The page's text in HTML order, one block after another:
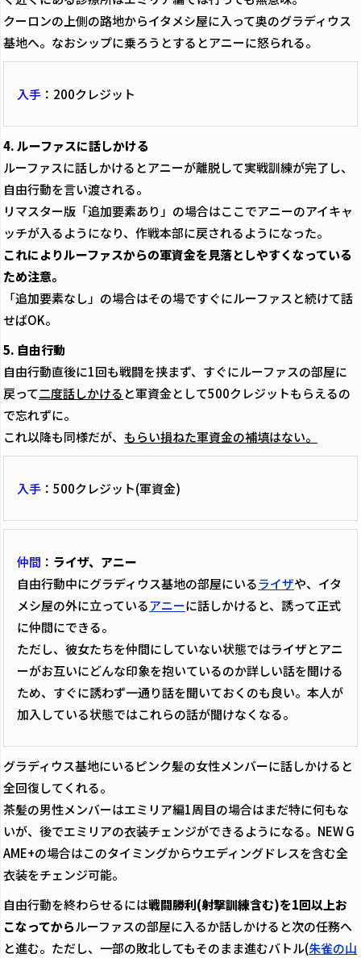
クーロンの上側の路地からイタメシ屋に入って奥のグラディウス
基地へ。なおシップに乗ろうとするとアニーに怒られる。
入手 ：200クレジット
4. ルーファスに話しかける
ルーファスに話しかけるとアニーが離脱して実戦訓練が完了し、
自由行動を言い渡される。
リマスター版「追加要素あり」の場合はここでアニーのアイキャ
ッチが入るようになり、作戦本部に戻されるようになった。
これによりルーファスからの軍資金を見落としやすくなっている
ため注意。
「追加要素なし」の場合はその場ですぐにルーファスと続けて話
せばOK。
5. 自由行動
自由行動直後に1回も戦闘を挟まず、すぐにルーファスの部屋に
戻って二度話しかける と軍資金として500クレジットもらえるの
で忘れずに。
これ以降も同様だが、 もらい損ねた軍資金の補填はない。
入手 ：500クレジット(軍資金)
仲間 ： ライザ、アニー
自由行動中にグラディウス基地の部屋にいるライザや、イタ
メシ屋の外に立っているアニーに話しかけると、誘って正式
に仲間にできる。
ただし、彼女たちを仲間にしていない状態ではライザとアニ
ーがお互いにどんな印象を抱いているのか詳しい話を聞ける
ため、すぐに誘わず一通り話を聞いておくのも良い。本人が
加入している状態ではこれらの話が聞けなくなる。
グラディウス基地にいるピンク髪の女性メンバーに話しかけると
全回復してくれる。
茶髪の男性メンバーはエミリア編1周目の場合はまだ特に何もな
いが、後でエミリアの衣装チェンジができるようになる。NEW G
AME+の場合はこのタイミングからウエディングドレスを含む全
衣装をチェンジ可能。
自由行動を終わらせるには戦闘勝利(射撃訓練含む)を1回以上お
こなってからルーファスの部屋に入るか話しかけると次の任務へ
と進む。ただし、一部の敗北してもそのまま進むバトル(朱雀の山